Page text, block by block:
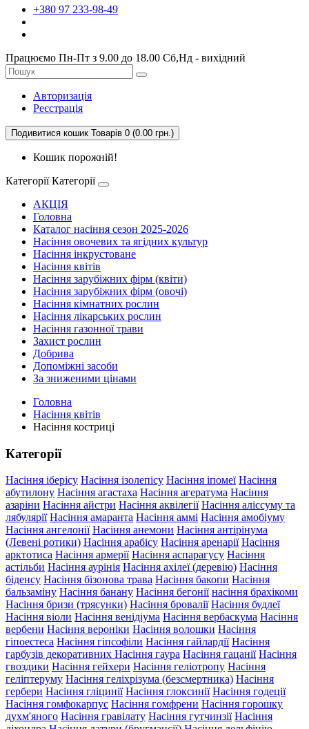
+380 97 233-98-49
Працюємо Пн-Пт з 9.00 до 18.00 Сб,Нд - вихідний
Авторизація
Реєстрація
Подивитися кошик Товарів 0 (0.00 грн.)
Кошик порожній!
Категорії Категорії
АКЦІЯ
Головна
Каталог насіння сезон 2025-2026
Насіння овочевих та ягідних культур
Насіння інкрустоване
Насіння квітів
Насіння зарубіжних фірм (квіти)
Насіння зарубіжних фірм (овочі)
Насіння кімнатних рослин
Насіння лікарських рослин
Насіння газонної трави
Захист рослин
Добрива
Допоміжні засоби
За зниженими цінами
Головна
Насіння квітів
Насіння костриці
Категорії
Насіння іберісу Насіння ізолепісу Насіння іпомеї Насіння
абутилону Насіння агастаха Насіння агератума Насіння
азаріни Насіння айстри Насіння аквілегії Насіння аліссуму та
лябулярії Насіння амаранта Насіння аммі Насіння амобіуму
Насіння ангелонії Насіння анемони Насіння антірінума
(Левені ротики) Насіння арабісу Насіння аренарії Насіння
арктотиса Насіння армерії Насіння аспарагусу Насіння
астільби Насіння аурінія Насіння ахілеї (деревію) Насіння
біденсу Насіння бізонова трава Насіння бакопи Насіння
бальзаміну Насіння банану Насіння бегонії насіння брахікоми
Насіння бризи (трясунки) Насіння бровалії Насіння будлеї
Насіння віоли Насіння венідіума Насіння вербаскума Насіння
вербени Насіння вероніки Насіння волошки Насіння
гіпоестеса Насіння гіпсофіли Насіння гайлардії Насіння
гарбузів декоративних Насіння гаура Насіння гацанії Насіння
гвоздики Насіння гейхери Насіння геліотропу Насіння
геліптеруму Насіння геліхрізума (безсмертника) Насіння
гербери Насіння гліцинії Насіння глоксинії Насіння годеції
Насіння гомфокарпус Насіння гомфрени Насіння горошку
духм'яного Насіння гравілату Насіння гутчинзії Насіння